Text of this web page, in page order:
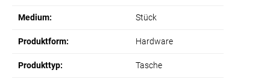
Medium: Stück
Produktform: Hardware
Produkttyp: Tasche